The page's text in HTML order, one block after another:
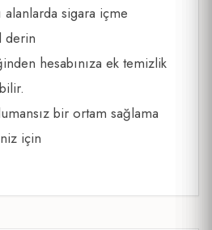
alanlarda sigara içme
derin
hesabınıza ek temizlik
bir ortam sağlama
için